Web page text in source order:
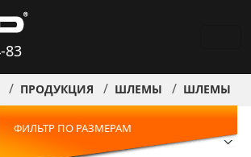
83
ПРОДУКЦИЯ ШЛЕМЫ ШЛЕМЫ С
ФИЛЬТР ПО РАЗМЕРАМ